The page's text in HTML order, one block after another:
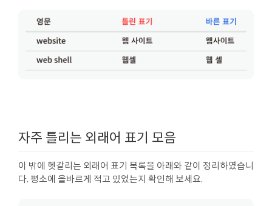
자주 틀리는 외래어 표기 모음
이 밖에 헷갈리는 외래어 표기 목록을 아래와 같이 정리하였습니
다. 평소에 올바르게 적고 있었는지 확인해 보세요.